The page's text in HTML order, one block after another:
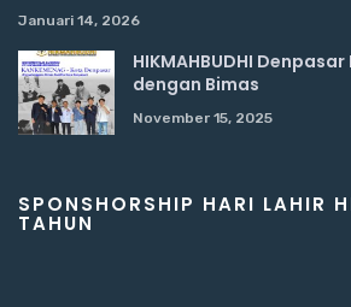
Januari 14, 2026
HIKMAHBUDHI
dengan Bimas
November 15, 2025
SPONSHORSHIP HARI LAHIR
TAHUN